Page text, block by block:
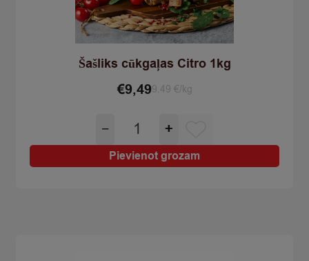
Šašliks cūkgaļas Citro 1kg
€9,499.49 €/kg
−
Šašliks
cūkgaļas
Citro
1kg
+
Pievienot grozam